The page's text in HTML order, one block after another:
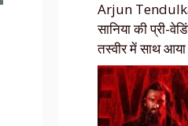
Arjun
सानिया की प्री-
तस्वीर में साथ आया